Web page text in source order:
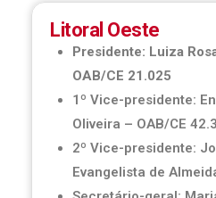
Litoral Oeste
Presidente: Luiza
OAB/CE 21.025
1º Vice-presidente:
Oliveira – OAB/CE
2º Vice-presidente:
Evangelista de